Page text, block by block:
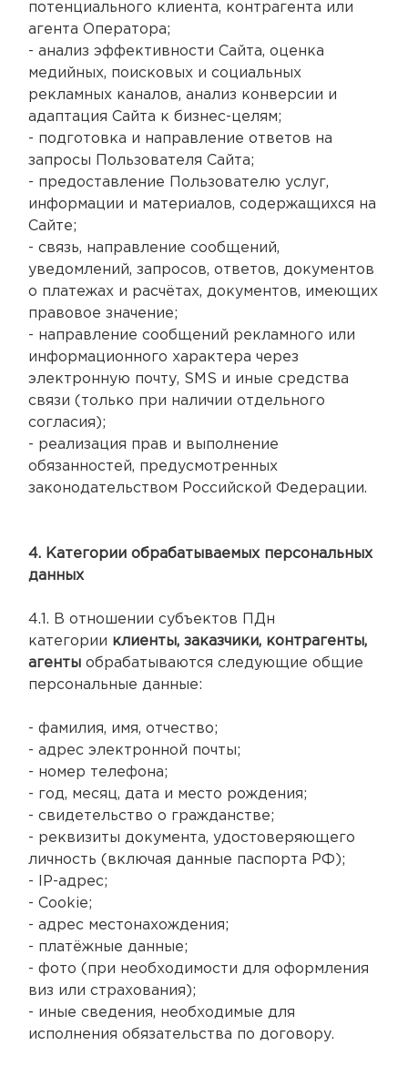
потенциального клиента, контрагента или
агента Оператора;
- анализ эффективности Сайта, оценка
медийных, поисковых и социальных
рекламных каналов, анализ конверсии и
адаптация Сайта к бизнес-целям;
- подготовка и направление ответов на
запросы Пользователя Сайта;
- предоставление Пользователю услуг,
информации и материалов, содержащихся на
Сайте;
- связь, направление сообщений,
уведомлений, запросов, ответов, документов
о платежах и расчётах, документов, имеющих
правовое значение;
- направление сообщений рекламного или
информационного характера через
электронную почту, SMS и иные средства
связи (только при наличии отдельного
согласия);
- реализация прав и выполнение
обязанностей, предусмотренных
законодательством Российской Федерации.
4. Категории обрабатываемых персональных
данных
4.1. В отношении субъектов ПДн
категории клиенты, заказчики, контрагенты,
агенты обрабатываются следующие общие
персональные данные:
- фамилия, имя, отчество;
- адрес электронной почты;
- номер телефона;
- год, месяц, дата и место рождения;
- свидетельство о гражданстве;
- реквизиты документа, удостоверяющего
личность (включая данные паспорта РФ);
- IP-адрес;
- Cookie;
- адрес местонахождения;
- платёжные данные;
- фото (при необходимости для оформления
виз или страхования);
- иные сведения, необходимые для
исполнения обязательства по договору.